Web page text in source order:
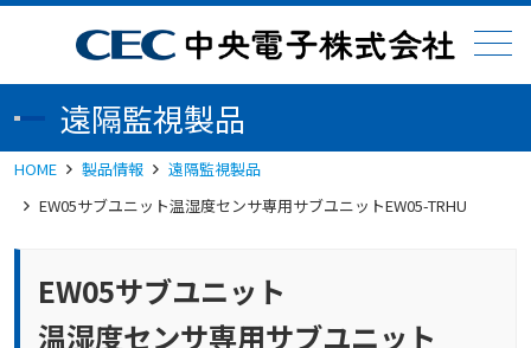
メニュー
遠隔監視製品
HOME 製品情報
遠隔監視製品
EW05サブユニット温湿度センサ専用サブユニットEW05-TRHU
EW05サブユニット
温湿度センサ専用サブユニット